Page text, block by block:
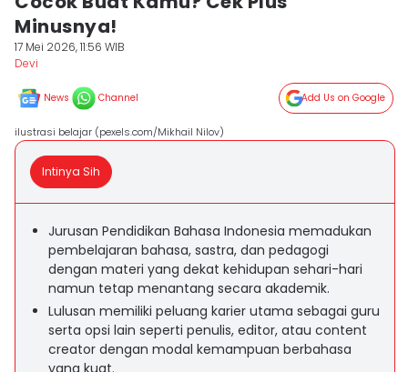
Minusnya!
17 Mei 2026, 11:56 WIB
Devi
News Channel Add Us on Google
ilustrasi belajar (pexels.com/Mikhail Nilov)
Intinya Sih
Jurusan Pendidikan Bahasa Indonesia memadukan
pembelajaran bahasa, sastra, dan pedagogi
dengan materi yang dekat kehidupan sehari-hari
namun tetap menantang secara akademik.
Lulusan memiliki peluang karier utama sebagai guru
serta opsi lain seperti penulis, editor, atau content
creator dengan modal kemampuan berbahasa
yang kuat.